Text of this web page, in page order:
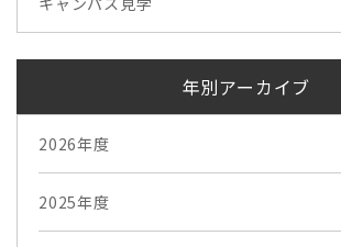
年別アーカイブ
2026年度
2025年度